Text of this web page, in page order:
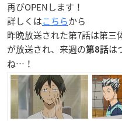
再びOPENします！
詳しくはこちらから
昨晩放送された第7話は第三
が放送され、来週の第8話は
ね…！